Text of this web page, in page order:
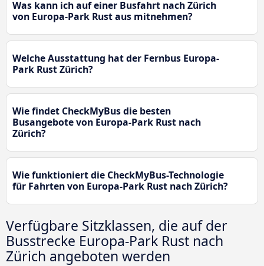
Was kann ich auf einer Busfahrt nach Zürich
von Europa-Park Rust aus mitnehmen?
Welche Ausstattung hat der Fernbus Europa-
Park Rust Zürich?
Wie findet CheckMyBus die besten
Busangebote von Europa-Park Rust nach
Zürich?
Wie funktioniert die CheckMyBus-Technologie
für Fahrten von Europa-Park Rust nach Zürich?
Verfügbare Sitzklassen, die auf der
Busstrecke Europa-Park Rust nach
Zürich angeboten werden